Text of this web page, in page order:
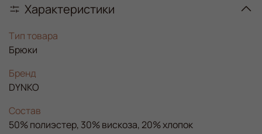
Характеристики
Тип товара
Брюки
Бренд
DYNKO
Состав
50% полиэстер, 30% вискоза, 20% хлопок